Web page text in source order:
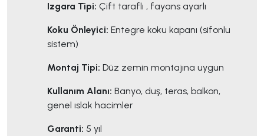
Izgara Tipi: Çift taraflı , fayans ayarlı
Koku Önleyici: Entegre koku kapanı (sifonlu
sistem)
Montaj Tipi: Düz zemin montajına uygun
Kullanım Alanı: Banyo, duş, teras, balkon,
genel ıslak hacimler
Garanti: 5 yıl